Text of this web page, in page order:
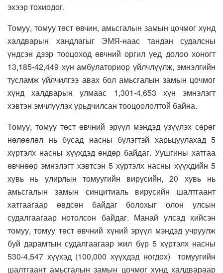
эхээр тохиодог.
Томуу, томуу төст өвчин, амьсгалын замын цочмог хүнд
халдварын хандлагыг ЭМЯ-наас тандан судалсны
үндсэн дээр тооцоход өвчний оргил үед долоо хоногт
13,185-42,449 хүн амбулаториор үйлчлүүлж, эмнэлгийн
тусламж үйлчилгээ авах бол амьсгалын замын цочмог
хүнд халдварын улмаас 1,301-4,653 хүн эмнэлэгт
хэвтэн эмчлүүлэх урьдчилсан тооцоололтой байна.
Томуу, томуу төст өвчний эрүүл мэндэд үзүүлэх сөрөг
нөлөөлөл нь бусад насны бүлэгтэй харьцуулахад 5
хүртэлх насны хүүхдэд өндөр байдаг. Уушгины хатгаа
өвчнөөр эмнэлэгт хэвтсэн 5 хүртэлх насны хүүхдийн 5
хувь нь улирлын томуугийн вирусийн, 20 хувь нь
амьсгалын замын синцитиаль вирусийн шалтгаант
хатгаагаар өвдсөн байдаг болохыг олон улсын
судалгаагаар нотолсон байдаг. Манай улсад хийсэн
томуу, томуу төст өвчний хүний эрүүл мэндэд учруулж
буй дарамтын судалгаагаар жил бүр 5 хүртэлх насны
530-4,547 хүүхэд (100,000 хүүхдэд ногдох) томуугийн
шалтгаант амьсгалын замын цочмог хүнд халдвараар